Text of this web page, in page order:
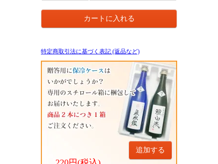
特定商取引法に基づく表記 (返品など)
追加する